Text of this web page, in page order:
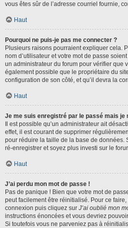
vous êtes sûr de l’adresse courriel fournie,
Haut
Pourquoi ne puis-je pas me connecter ?
Plusieurs raisons pourraient expliquer cela.
nom d’utilisateur et votre mot de passe
un administrateur du forum pour vérifier que
également possible que le propriétaire du
configuration de son côté, et qu’il devra la
Haut
Je me suis enregistré par le passé mais je
Il est possible qu’un administrateur ait
effet, il est courant de supprimer
pour réduire la taille de la base de données.
ré-enregistrer et soyez plus investi sur le
Haut
J’ai perdu mon mot de passe !
Pas de panique ! Bien que votre mot de
peut facilement être réinitialisé. Pour ce
connexion puis cliquez sur J’ai oublié mon
instructions énoncées et vous devriez
Si toutefois vous ne parveniez pas à